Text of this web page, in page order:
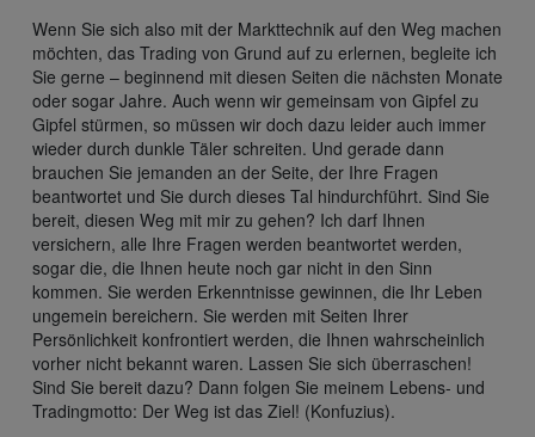
Wenn Sie sich also mit der Markttechnik auf den Weg machen
möchten, das Trading von Grund auf zu erlernen, begleite ich
Sie gerne – beginnend mit diesen Seiten die nächsten Monate
oder sogar Jahre. Auch wenn wir gemeinsam von Gipfel zu
Gipfel stürmen, so müssen wir doch dazu leider auch immer
wieder durch dunkle Täler schreiten. Und gerade dann
brauchen Sie jemanden an der Seite, der Ihre Fragen
beantwortet und Sie durch dieses Tal hindurchführt. Sind Sie
bereit, diesen Weg mit mir zu gehen? Ich darf Ihnen
versichern, alle Ihre Fragen werden beantwortet werden,
sogar die, die Ihnen heute noch gar nicht in den Sinn
kommen. Sie werden Erkenntnisse gewinnen, die Ihr Leben
ungemein bereichern. Sie werden mit Seiten Ihrer
Persönlichkeit konfrontiert werden, die Ihnen wahrscheinlich
vorher nicht bekannt waren. Lassen Sie sich überraschen!
Sind Sie bereit dazu? Dann folgen Sie meinem Lebens- und
Tradingmotto: Der Weg ist das Ziel! (Konfuzius).